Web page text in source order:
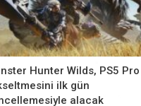
Hunter Wilds, PS5 Pro
ilk gün
alacak